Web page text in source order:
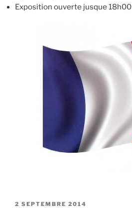
Exposition ouverte jusque 18h00
PUBLIÉ
2 SEPTEMBRE 2014